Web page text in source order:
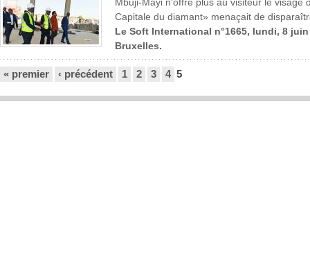
Capitale du diamant» menaçait de
Le Soft International n°1665, lundi, 8
Bruxelles.
« premier ‹ précédent 1 2 3 4 5